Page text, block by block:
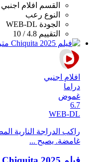
القسم
افلام اجنبي
النوع رعب
الجودة WEB-DL
التقييم 4.8 / 10
افلام اجنبي
دراما
غموض
6.7
WEB-DL
راكب الدراجة النارية
غامضة. يصبح ...